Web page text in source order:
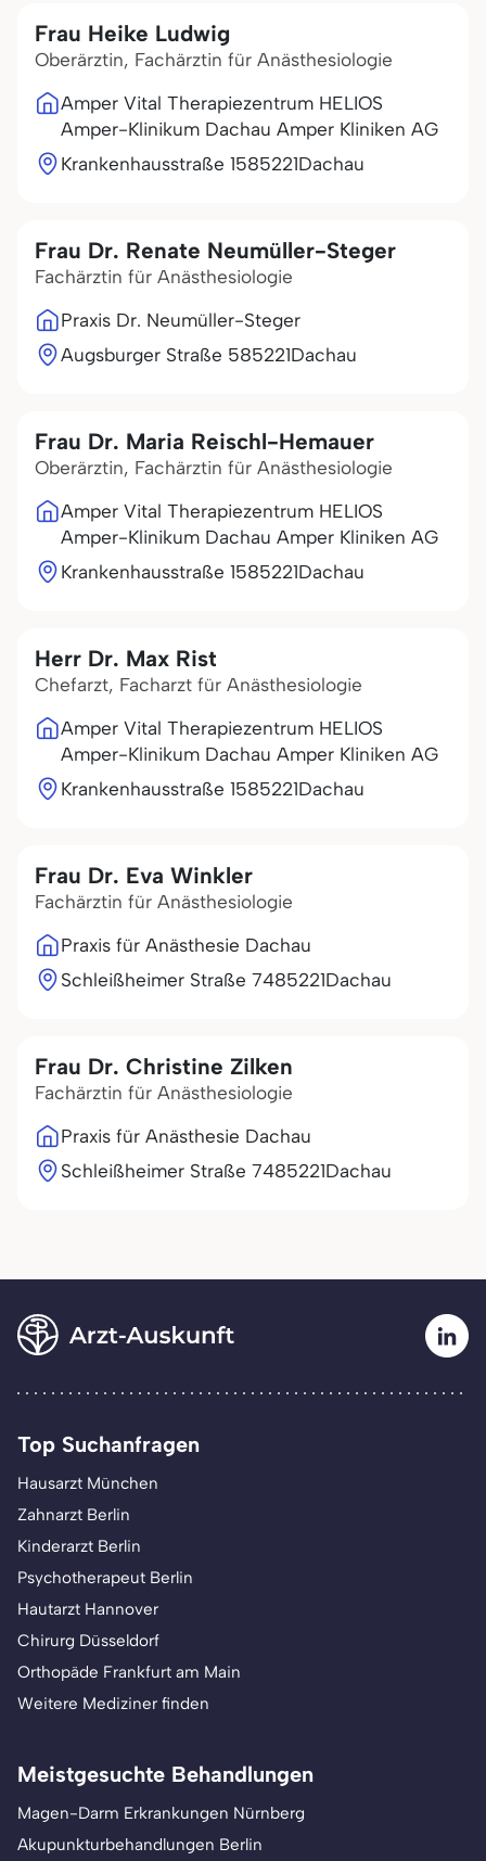
Frau Heike Ludwig
Oberärztin, Fachärztin für Anästhesiologie
Amper Vital Therapiezentrum HELIOS
Amper-Klinikum Dachau Amper Kliniken AG
Krankenhausstraße 1585221Dachau
Frau Dr. Renate Neumüller-Steger
Fachärztin für Anästhesiologie
Praxis Dr. Neumüller-Steger
Augsburger Straße 585221Dachau
Frau Dr. Maria Reischl-Hemauer
Oberärztin, Fachärztin für Anästhesiologie
Amper Vital Therapiezentrum HELIOS
Amper-Klinikum Dachau Amper Kliniken AG
Krankenhausstraße 1585221Dachau
Herr Dr. Max Rist
Chefarzt, Facharzt für Anästhesiologie
Amper Vital Therapiezentrum HELIOS
Amper-Klinikum Dachau Amper Kliniken AG
Krankenhausstraße 1585221Dachau
Frau Dr. Eva Winkler
Fachärztin für Anästhesiologie
Praxis für Anästhesie Dachau
Schleißheimer Straße 7485221Dachau
Frau Dr. Christine Zilken
Fachärztin für Anästhesiologie
Praxis für Anästhesie Dachau
Schleißheimer Straße 7485221Dachau
Top Suchanfragen
Hausarzt München
Zahnarzt Berlin
Kinderarzt Berlin
Psychotherapeut Berlin
Hautarzt Hannover
Chirurg Düsseldorf
Orthopäde Frankfurt am Main
Weitere Mediziner finden
Meistgesuchte Behandlungen
Magen-Darm Erkrankungen Nürnberg
Akupunkturbehandlungen Berlin